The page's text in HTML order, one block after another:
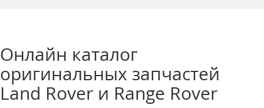
Онлайн каталог
оригинальных запчастей
Land Rover и Range Rover